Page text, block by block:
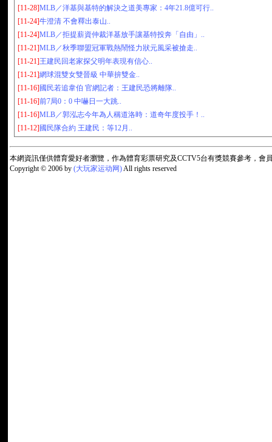
[11-28]MLB／洋基與基特的解決之道美專家：4年21.8億可行..
[11-24]牛澄清 不會釋出泰山..
[11-24]MLB／拒提薪資仲裁洋基放手讓基特投奔「自由」..
[11-21]MLB／秋季聯盟冠軍戰熱鬧怪力狀元風采被搶走..
[11-21]王建民回老家探父明年表現有信心..
[11-21]網球混雙女雙晉級 中華拚雙金..
[11-16] 國民若追韋伯 官網記者：王建民恐將離隊..
[11-16]前7局0：0 中嚇日一大跳..
[11-16]MLB／郭泓志今年為人稱道洛時：道奇年度投手！..
[11-12] 國民隊合約 王建民：等12月..
本網資訊僅供體育愛好者瀏覽，作為體育彩票研究及CCTV5台有獎競賽參考，
Copyright © 2006 by (大玩家运动网)All rights reserved